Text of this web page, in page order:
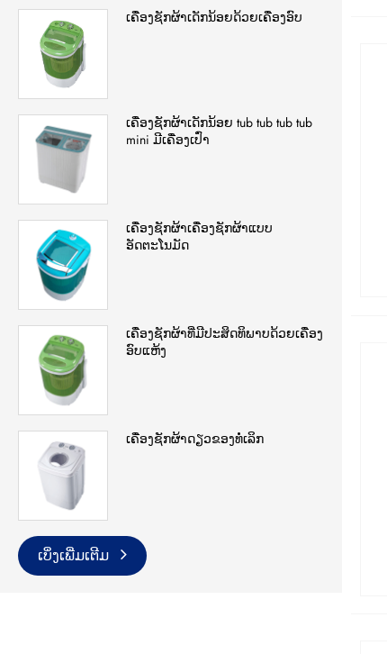
ເຄື່ອງຊັກຜ້າເດັກນ້ອຍດ້ວຍເຄື່ອງອົບ
ເຄື່ອງຊັກຜ້າເດັກນ້ອຍ tub tub tub tub
mini ມີເຄື່ອງເປົ່າ
ເຄື່ອງຊັກຜ້າເຄື່ອງຊັກຜ້າແບບ
ອັດຕະໂນມັດ
ເຄື່ອງຊັກຜ້າທີ່ມີປະສິດທິພາບດ້ວຍເຄື່ອງ
ອົບແຫ້ງ
ເຄື່ອງຊັກຜ້າດຽວຂອງທໍ່ເລິກ
ເບິ່ງເພີ່ມເຕີມ